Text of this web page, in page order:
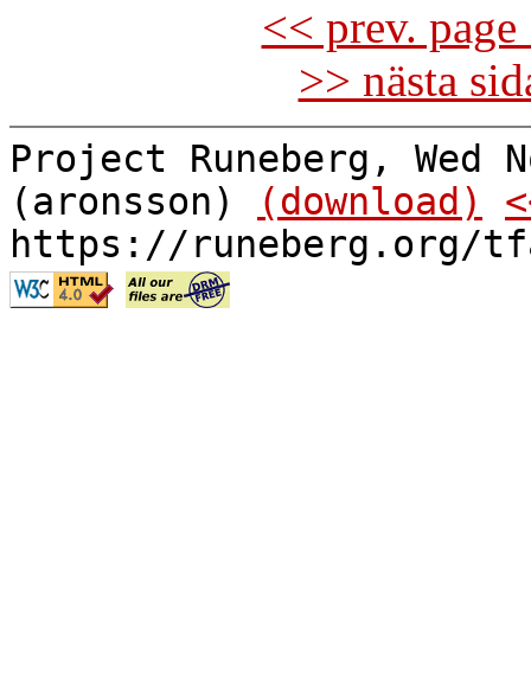
<< prev.
>> nästa
Project Runeberg, Wed
(aronsson)
(download)
https://runeberg.org/